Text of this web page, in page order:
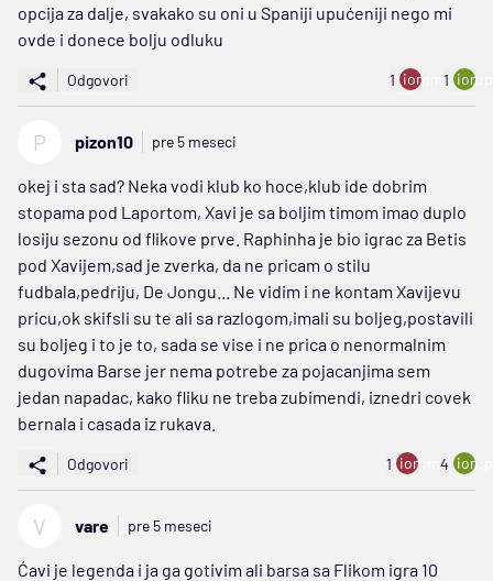
opcija za dalje, svakako su oni u Spaniji upućeniji nego mi
ovde i donece bolju odluku
Odgovori 1 ion:minus
1
P pizon10 pre 5 meseci
okej i sta sad? Neka vodi klub ko hoce,klub ide dobrim
stopama pod Laportom, Xavi je sa boljim timom imao duplo
losiju sezonu od flikove prve. Raphinha je bio igrac za Betis
pod Xavijem,sad je zverka, da ne pricam o stilu
fudbala,pedriju, De Jongu... Ne vidim i ne kontam Xavijevu
pricu,ok skifsli su te ali sa razlogom,imali su boljeg,postavili
su boljeg i to je to, sada se vise i ne prica o nenormalnim
dugovima Barse jer nema potrebe za pojacanjima sem
jedan napadac, kako fliku ne treba zubimendi, iznedri covek
bernala i casada iz rukava.
Odgovori 1 ion:minus
4
V vare pre 5 meseci
Ćavi je legenda i ja ga gotivim ali barsa sa Flikom igra 10